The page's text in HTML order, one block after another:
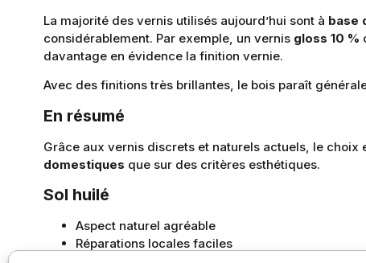
La majorité des vernis utilisés aujourd’hui sont à base
considérablement. Par exemple, un vernis gloss 10 %
davantage en évidence la finition vernie.
Avec des finitions très brillantes, le bois paraît
En résumé
Grâce aux vernis discrets et naturels actuels, le
domestiques que sur des critères esthétiques.
Sol huilé
Aspect naturel agréable
Réparations locales faciles